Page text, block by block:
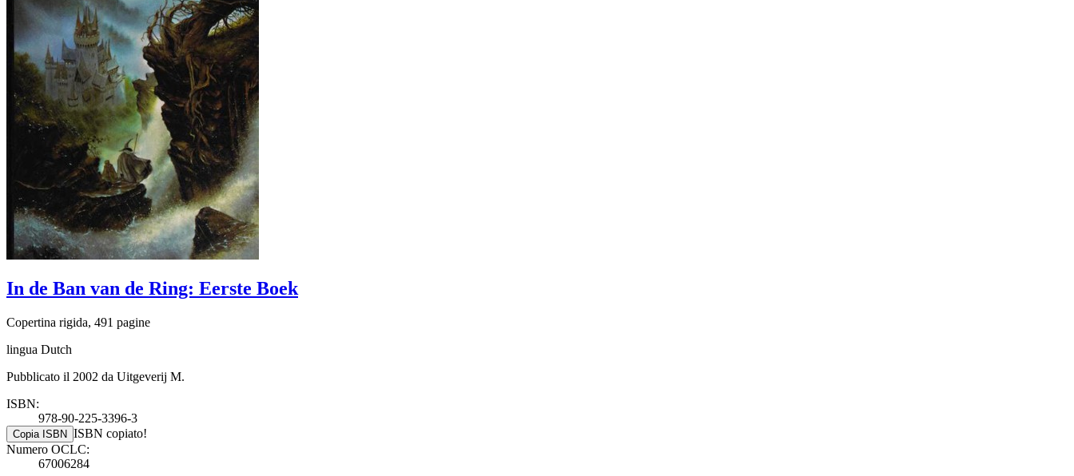
In de Ban van de Ring: Eerste Boek
Copertina rigida, 491 pagine
lingua Dutch
Pubblicato il 2002 da Uitgeverij M.
ISBN:
978-90-225-3396-3
Copia ISBN ISBN copiato!
Numero OCLC:
67006284